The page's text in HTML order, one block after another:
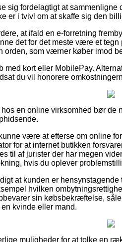
sig fordelagtigt at
er i tvivl om at skaffe sig den
at ifald en e-forretning
det for det meste være et
orden, som værner køber imod
med kort eller MobilePay.
du vil honorere
en online virksomhed bør de
være at efterse om online
for at internet butikken
til af jurister der har megen
hvis du oplever
at kunden er
hvilken
sin købsbekræftelse,
kvinde eller mand.
muligheder for at tolke en